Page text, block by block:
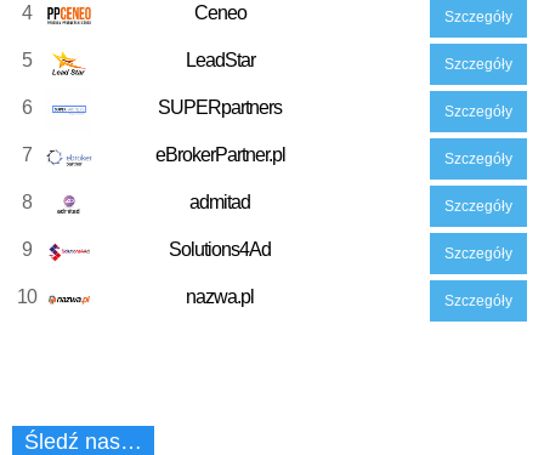
4 Ceneo Szczegóły
5 LeadStar Szczegóły
6 SUPERpartners Szczegóły
7 eBrokerPartner.pl Szczegóły
8 admitad Szczegóły
9 Solutions4Ad Szczegóły
10 nazwa.pl Szczegóły
Śledź nas…